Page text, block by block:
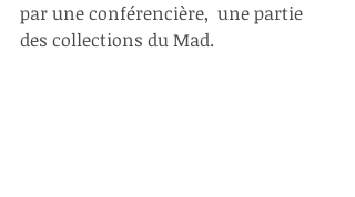
par une conférencière,  une partie
des collections du Mad.